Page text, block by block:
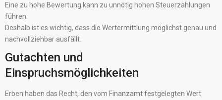
Eine zu hohe Bewertung kann zu unnötig hohen Steuerzahlungen
führen.
Deshalb ist es wichtig, dass die Wertermittlung möglichst genau und
nachvollziehbar ausfällt.
Gutachten und
Einspruchsmöglichkeiten
Erben haben das Recht, den vom Finanzamt festgelegten Wert